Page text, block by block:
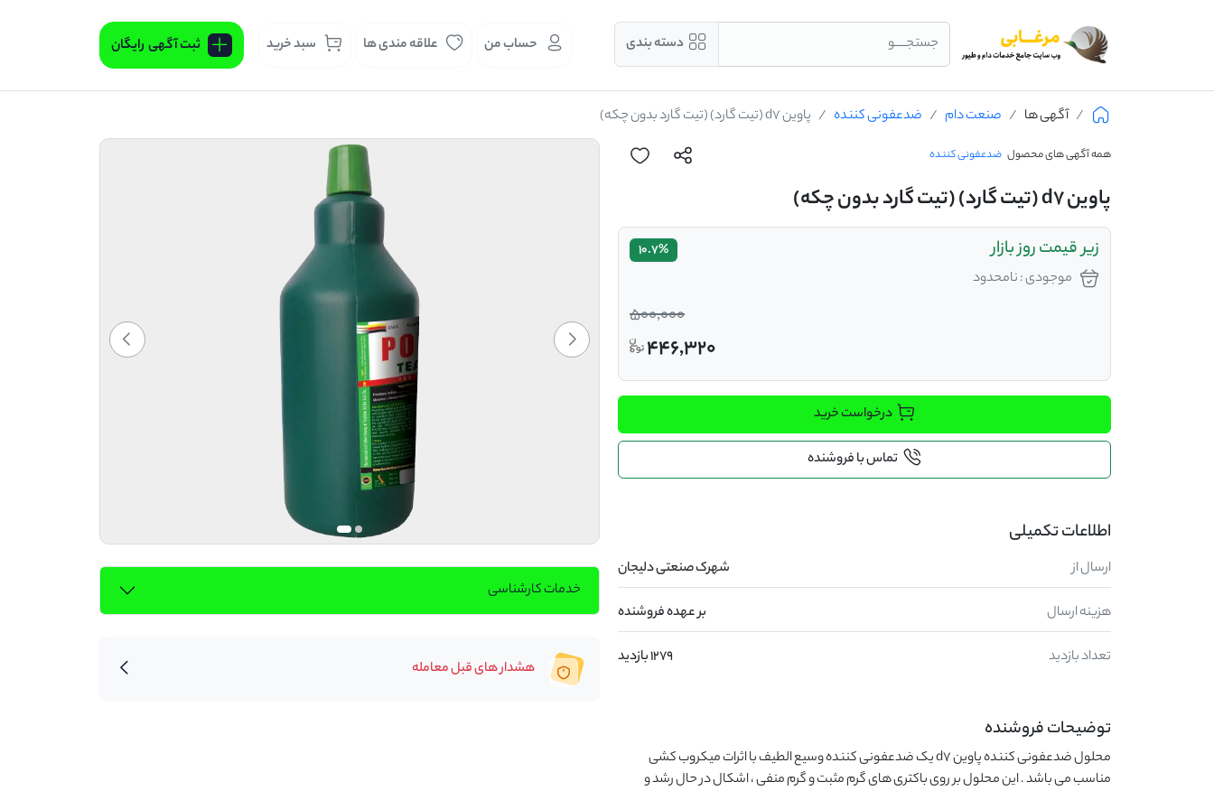
جستجــــو دسته بندی حساب من علاقه مندی ها سبد خرید ثبت آگهی رایگان
آگهی ها صنعت دام ضدعفونی کننده پاوین d7 (تیت گارد) (تیت گارد بدون چکه)
همه آگهی های محصول ضدعفونی کننده
پاوین d7 (تیت گارد) (تیت گارد بدون چکه)
زیر قیمت روز بازار
موجودی : نامحدود
10.7%
500,000
446,320
درخواست خرید
تماس با فروشنده
اطلاعات تکمیلی
ارسال از شهرک صنعتی دلیجان
هزینه ارسال بر عهده فروشنده
تعداد بازدید 1279 بازدید
توضیحات فروشنده
خدمات کارشناسی
هشدار های قبل معامله